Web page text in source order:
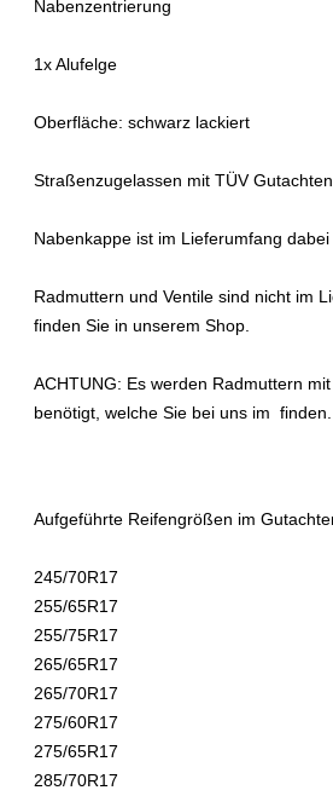
Nabenzentrierung
1x Alufelge
Oberfläche: schwarz lackiert
Straßenzugelassen mit TÜV Gutachten
Nabenkappe ist im Lieferumfang dabei
Radmuttern und Ventile sind nicht im
finden Sie in unserem Shop.
ACHTUNG: Es werden Radmuttern
benötigt, welche Sie bei uns im finden.
Aufgeführte Reifengrößen im
245/70R17
255/65R17
255/75R17
265/65R17
265/70R17
275/60R17
275/65R17
285/70R17